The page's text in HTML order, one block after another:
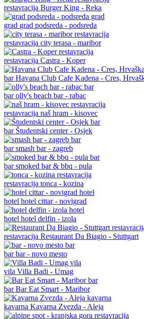
restavracija Burger King - Reka
grad grad podsreda - podsreda
restavracija city terasa - maribor
restavracija Castra - Koper
barHavana Club Cafe Kadena - Cres,
barolly's beach bar - rabac
restavracija naš hram - kisovec
bar Študentski center - Osjek
barsmash bar - zagreb
barsmoked bar & bbq - pula
restavracija tonca - kozina
hotel hotel cittar - novigrad
hotel hotel delfin - izola
restavracija Restaurant Da Biagio - Stuttgart
barbar - novo mesto
vila Villa Badi - Umag
barBar Eat Smart - Maribor
kavarna Kavarna Zvezda - Aleja